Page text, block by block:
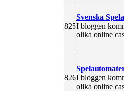
825
Svenska
I bloggen
olika online
826I bloggen
olika online